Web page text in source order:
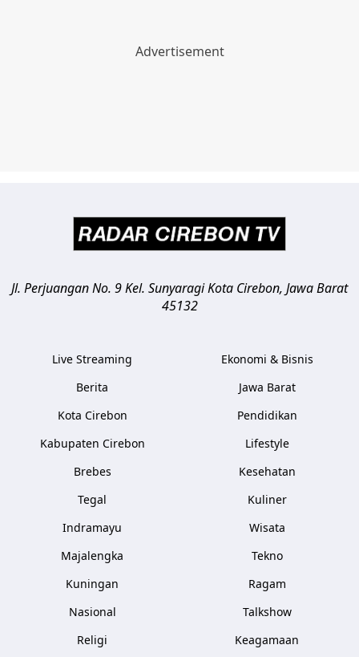
Jl. Perjuangan No. 9 Kel. SunyaragiKota Cirebon, Jawa Barat
45132
Live Streaming
Berita
Kota Cirebon
Kabupaten Cirebon
Brebes
Tegal
Indramayu
Majalengka
Kuningan
Nasional
Religi
Ekonomi & Bisnis
Jawa Barat
Pendidikan
Lifestyle
Kesehatan
Kuliner
Wisata
Tekno
Ragam
Talkshow
Keagamaan